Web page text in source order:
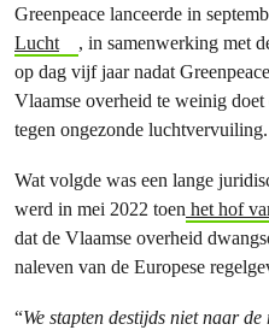
Greenpeace lanceerde in
Lucht
, in samenwerking met
op dag vijf jaar nadat
Vlaamse overheid te weinig
tegen ongezonde luchtvervuiling.
Wat volgde was een lange
werd in mei 2022 toen het hof
dat de Vlaamse overheid
naleven van de Europese
“We stapten destijds niet naar